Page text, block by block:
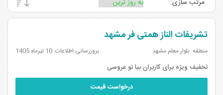
سالن های عقد وکیل آباد مشهد ۴ سالن های عقد بلوار خیام مشهد ۱
۱
سالن های عقد بلوار طبرسی مشهد
مرتب سازی:
تشریفات الناز همتی فر مشهد
منطقه: بلوار معلم مشهد بروزرسانی اطلاعات: 10 تیرماه 1405
تخفیف ویژه برای کاربران بیا تو عروسی
درخواست قیمت